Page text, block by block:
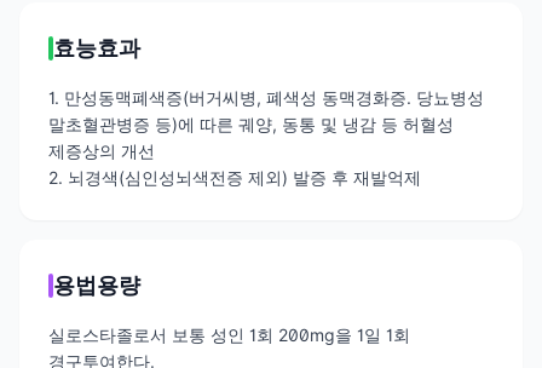
효능효과
1. 만성동맥폐색증(버거씨병, 폐색성 동맥경화증. 당뇨병성
말초혈관병증 등)에 따른 궤양, 동통 및 냉감 등 허혈성
제증상의 개선
2. 뇌경색(심인성뇌색전증 제외) 발증 후 재발억제
용법용량
실로스타졸로서 보통 성인 1회 200mg을 1일 1회
경구투여한다.